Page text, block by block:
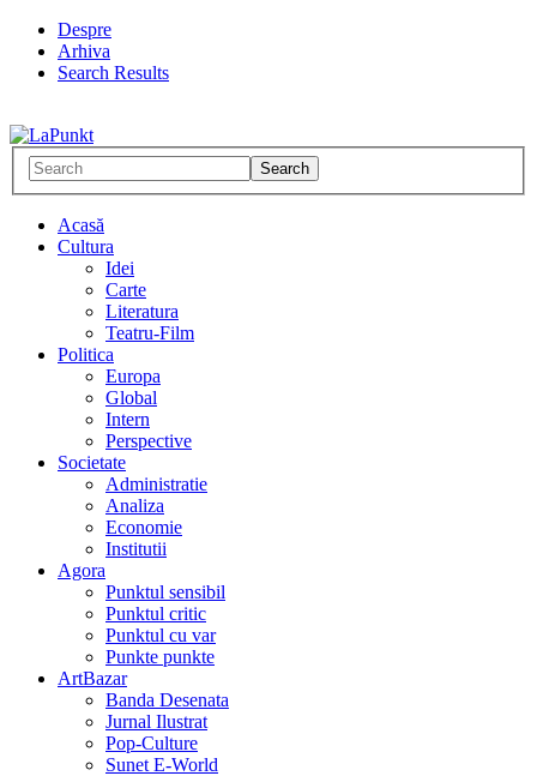
Despre
Arhiva
Search Results
Acasă
Cultura
Idei
Carte
Literatura
Teatru-Film
Politica
Europa
Global
Intern
Perspective
Societate
Administratie
Analiza
Economie
Institutii
Agora
Punktul sensibil
Punktul critic
Punktul cu var
Punkte punkte
ArtBazar
Banda Desenata
Jurnal Ilustrat
Pop-Culture
Sunet E-World